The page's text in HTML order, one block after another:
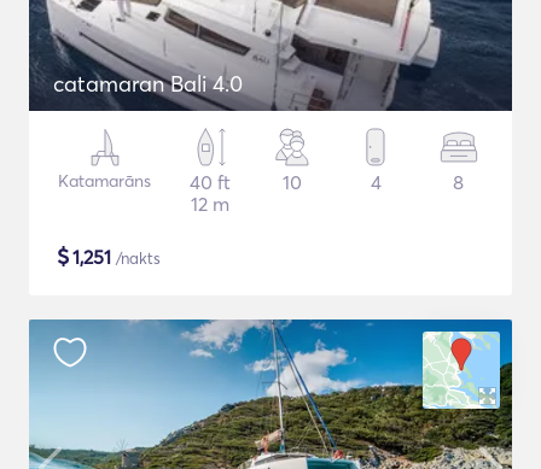
catamaran Bali 4.0
Katamarāns
40 ft
12 m
10 4 8
$1,251 /nakts